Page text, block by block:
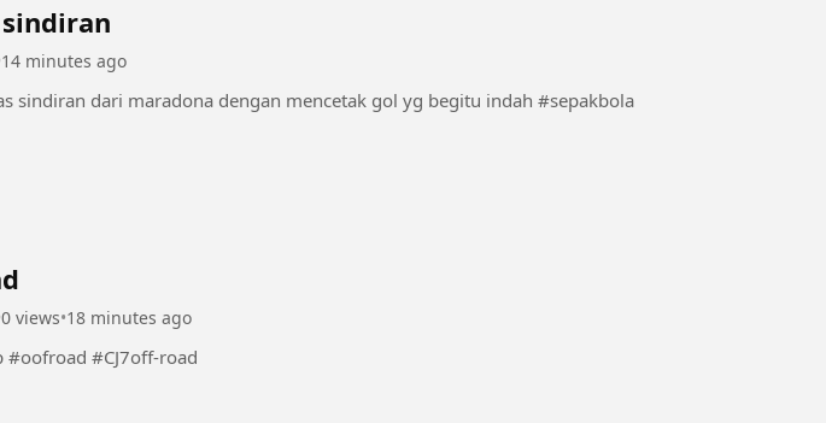
14 minutes ago
ronaldo membalas sindiran dari maradona dengan mencetak gol yg begitu indah #sepakbola
0 views•18 minutes ago
CJ 7 off-road #fyp #oofroad #CJ7off-road